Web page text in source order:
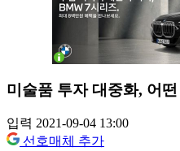
미술품 투자 대중화, 어
입력 2021-09-04 13:00
선호매체 추가